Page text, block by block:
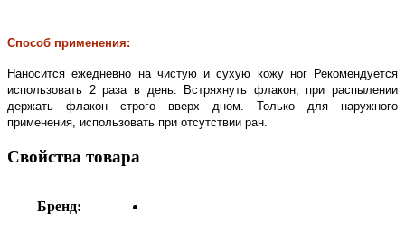
Способ применения:
Наносится ежедневно на чистую и сухую кожу ног Рекомендуется
использовать 2 раза в день. Встряхнуть флакон, при распылении
держать флакон строго вверх дном. Только для наружного
применения, использовать при отсутствии ран.
Свойства товара
Бренд: